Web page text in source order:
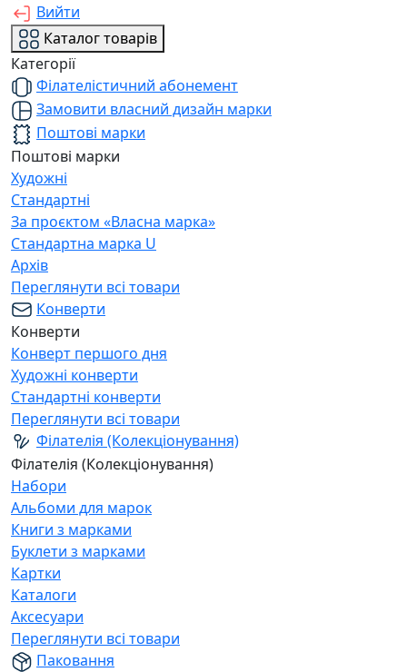
Вийти
Каталог товарів
Категорії
Філателістичний абонемент
Замовити власний дизайн марки
Поштові марки
Поштові марки
Художні
Стандартні
За проєктом «Власна марка»
Стандартна марка U
Архів
Переглянути всі товари
Конверти
Конверти
Конверт першого дня
Художні конверти
Стандартні конверти
Переглянути всі товари
Філателія (Колекціонування)
Філателія (Колекціонування)
Набори
Альбоми для марок
Книги з марками
Буклети з марками
Картки
Каталоги
Аксесуари
Переглянути всі товари
Паковання